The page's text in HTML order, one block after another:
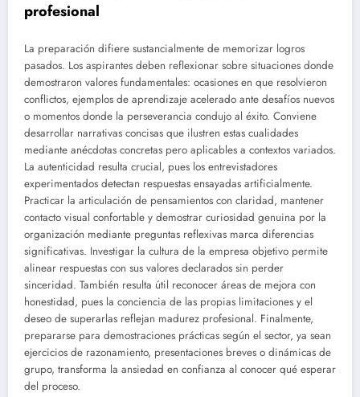
profesional
La preparación difiere sustancialmente de memorizar logros
pasados. Los aspirantes deben reflexionar sobre situaciones donde
demostraron valores fundamentales: ocasiones en que resolvieron
conflictos, ejemplos de aprendizaje acelerado ante desafíos nuevos
o momentos donde la perseverancia condujo al éxito. Conviene
desarrollar narrativas concisas que ilustren estas cualidades
mediante anécdotas concretas pero aplicables a contextos variados.
La autenticidad resulta crucial, pues los entrevistadores
experimentados detectan respuestas ensayadas artificialmente.
Practicar la articulación de pensamientos con claridad, mantener
contacto visual confortable y demostrar curiosidad genuina por la
organización mediante preguntas reflexivas marca diferencias
significativas. Investigar la cultura de la empresa objetivo permite
alinear respuestas con sus valores declarados sin perder
sinceridad. También resulta útil reconocer áreas de mejora con
honestidad, pues la conciencia de las propias limitaciones y el
deseo de superarlas reflejan madurez profesional. Finalmente,
prepararse para demostraciones prácticas según el sector, ya sean
ejercicios de razonamiento, presentaciones breves o dinámicas de
grupo, transforma la ansiedad en confianza al conocer qué esperar
del proceso.